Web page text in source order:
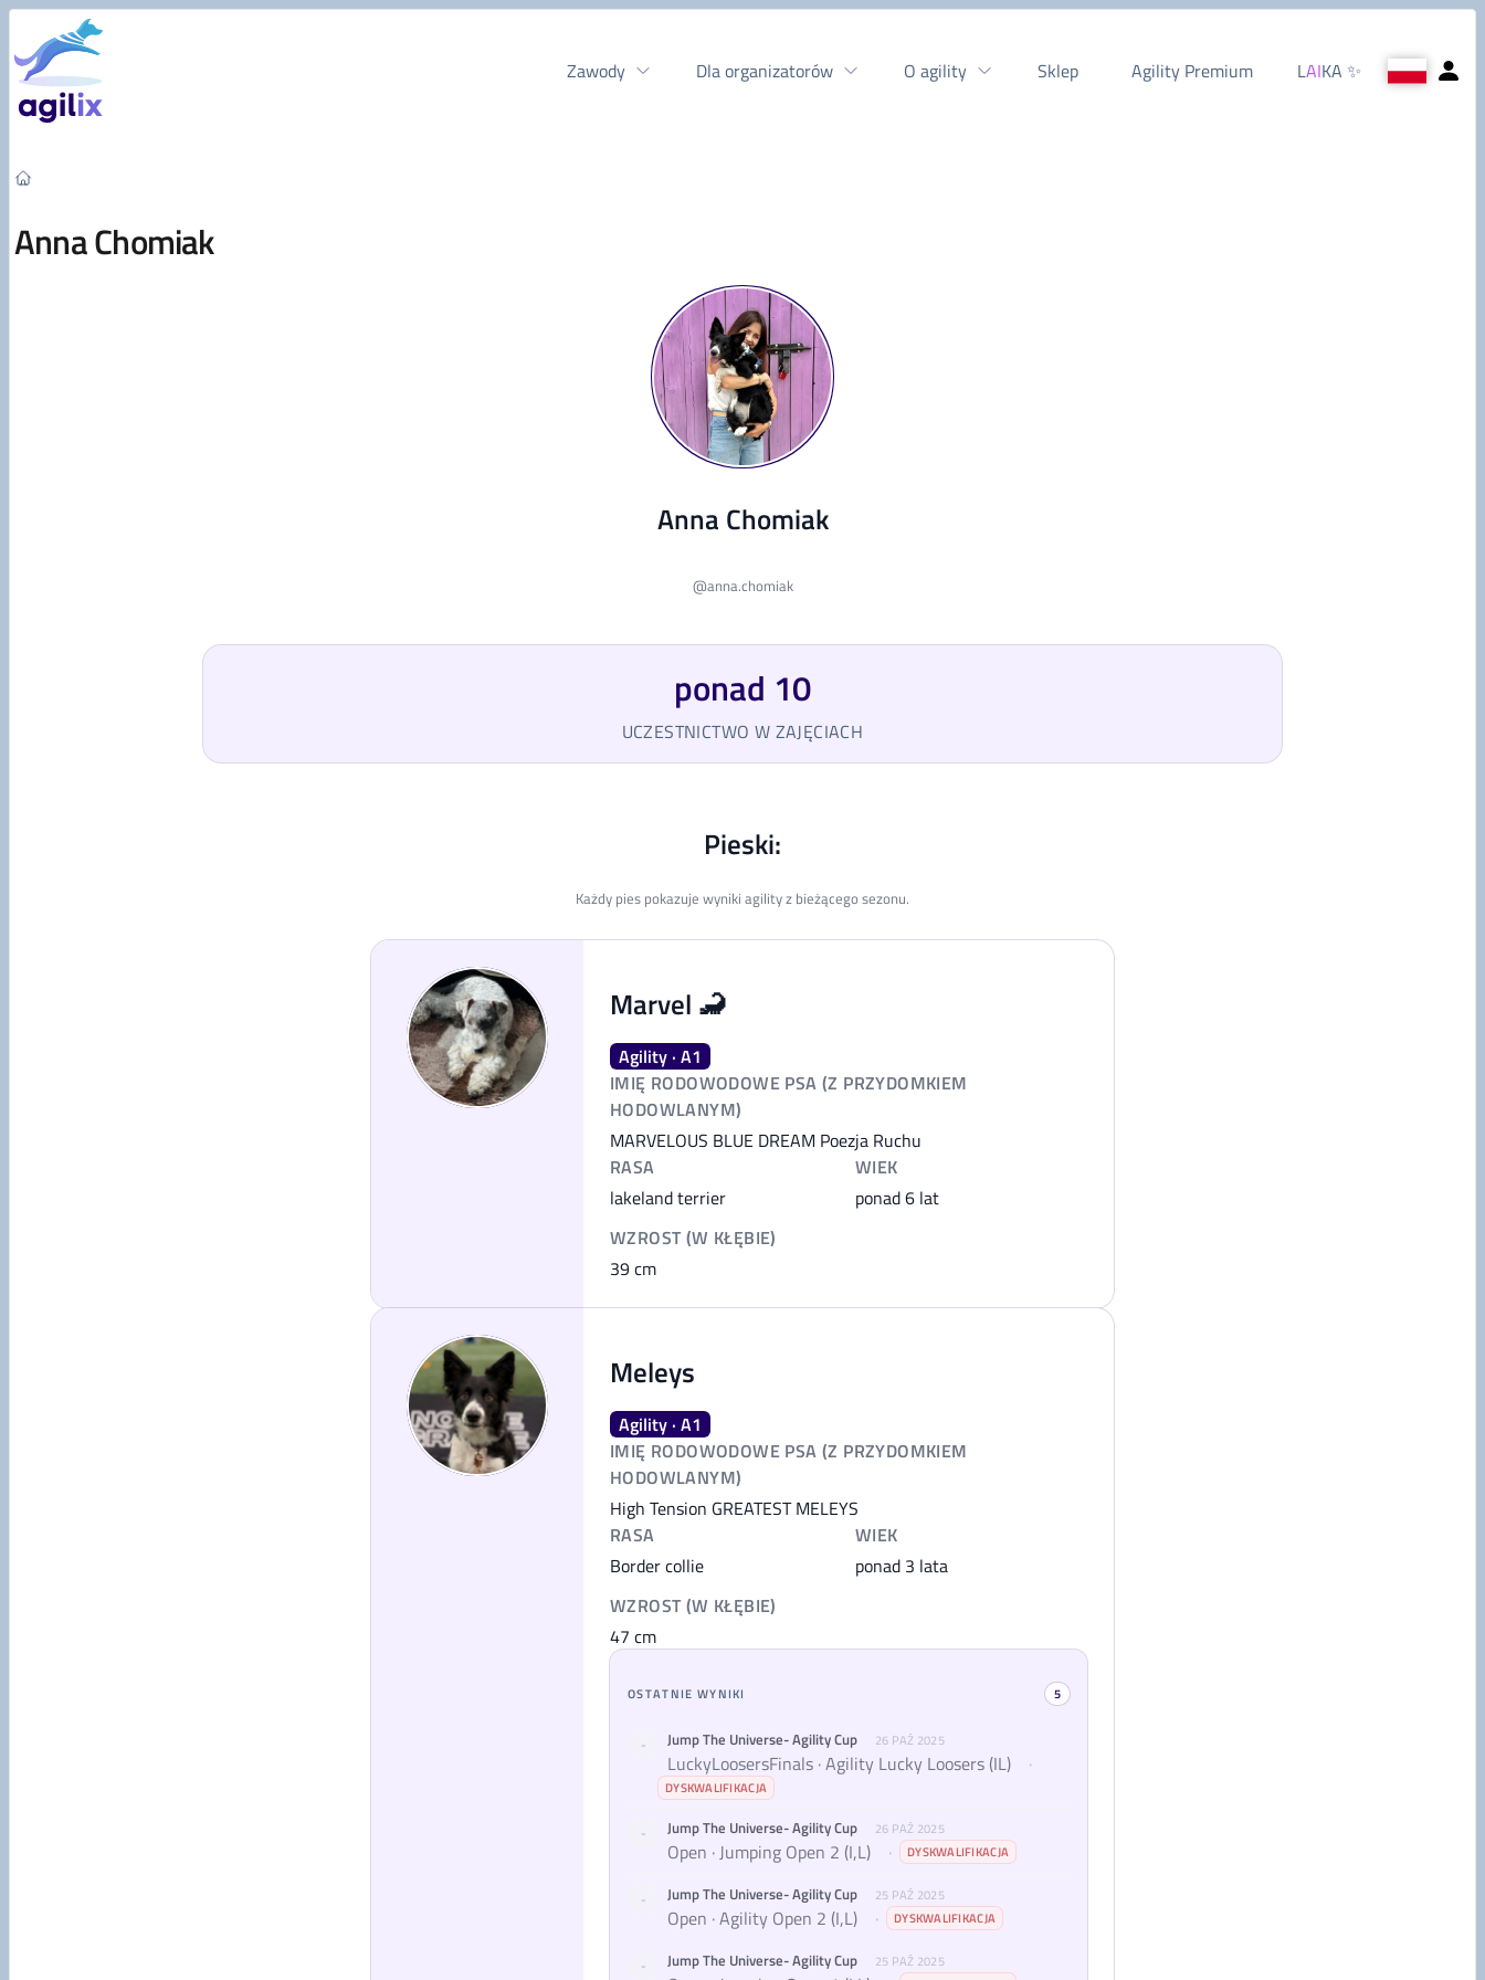
Przejdź do treści
Zawody Dla organizatorów O agility Sklep Agility Premium LAIKA ✨
Anna Chomiak
Anna Chomiak
@anna.chomiak
ponad 10
UCZESTNICTWO W ZAJĘCIACH
Pieski:
Każdy pies pokazuje wyniki agility z bieżącego sezonu.
Marvel 🦂
Agility · A1
IMIĘ RODOWODOWE PSA (Z PRZYDOMKIEM
HODOWLANYM)
MARVELOUS BLUE DREAM Poezja Ruchu
RASA
lakeland terrier
WIEK
ponad 6 lat
WZROST (W KŁĘBIE)
39cm
Meleys
Agility · A1
IMIĘ RODOWODOWE PSA (Z PRZYDOMKIEM
HODOWLANYM)
High Tension GREATEST MELEYS
RASA
Border collie
WIEK
ponad 3 lata
WZROST (W KŁĘBIE)
47 cm
OSTATNIE WYNIKI 5
- Jump The Universe- Agility Cup 26 PAŹ 2025
LuckyLoosersFinals · Agility Lucky Loosers (IL) ·
DYSKWALIFIKACJA
- Jump The Universe- Agility Cup 26 PAŹ 2025
Open · Jumping Open 2 (I,L) · DYSKWALIFIKACJA
- Jump The Universe- Agility Cup 25 PAŹ 2025
Open · Agility Open 2 (I,L) · DYSKWALIFIKACJA
- Jump The Universe- Agility Cup 25 PAŹ 2025